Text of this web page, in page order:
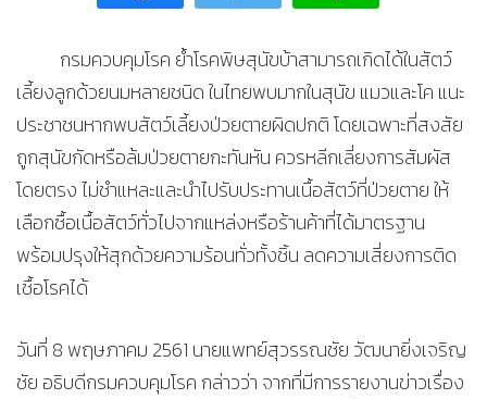
กรมควบคุมโรค ย้ำโรคพิษสุนัขบ้าสามารถเกิดได้ในสัตว์
เลี้ยงลูกด้วยนมหลายชนิด ในไทยพบมากในสุนัข แมวและโค แนะ
ประชาชนหากพบสัตว์เลี้ยงป่วยตายผิดปกติ โดยเฉพาะที่สงสัย
ถูกสุนัขกัดหรือล้มป่วยตายกะทันหัน ควรหลีกเลี่ยงการสัมผัส
โดยตรง ไม่ชำแหละและนำไปรับประทานเนื้อสัตว์ที่ป่วยตาย ให้
เลือกซื้อเนื้อสัตว์ทั่วไปจากแหล่งหรือร้านค้าที่ได้มาตรฐาน
พร้อมปรุงให้สุกด้วยความร้อนทั่วทั้งชิ้น ลดความเสี่ยงการติด
เชื้อโรคได้
วันที่ 8 พฤษภาคม 2561 นายแพทย์สุวรรณชัย วัฒนายิ่งเจริญ
ชัย อธิบดีกรมควบคุมโรค กล่าวว่า จากที่มีการรายงานข่าวเรื่อง